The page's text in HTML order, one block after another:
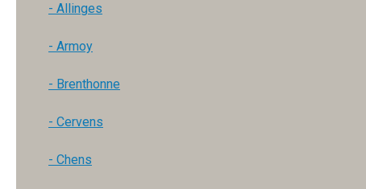
- Allinges
- Armoy
- Brenthonne
- Cervens
- Chens